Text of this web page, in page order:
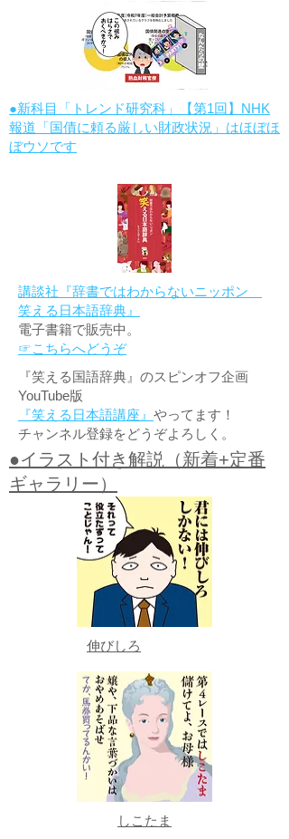
●新科目「トレンド研究科」【第1回】NHK
報道「国債に頼る厳しい財政状況」はほぼほ
ぼウソです
講談社『辞書ではわからないニッポン
笑える日本語辞典』
電子書籍で販売中。
☞こちらへどうぞ
『笑える国語辞典』のスピンオフ企画
YouTube版
『笑える日本語講座』 やってます！
チャンネル登録をどうぞよろしく。
●イラスト付き解説（新着+定番
ギャラリー）
伸びしろ
しこたま